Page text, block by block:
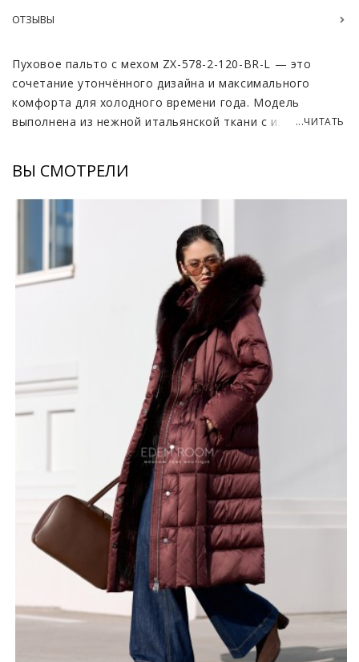
ОТЗЫВЫ
Пуховое пальто с мехом ZX-578-2-120-BR-L — это
сочетание утончённого дизайна и максимального
комфорта для холодного времени года. Модель
выполнена из нежной итальянской ткани с изысканным
Материал приятен на ощупь, устойчив к внешним
воздействиям и отлично сохраняет форму,
обеспечивая долговечность и безупречный внешний
Главной особенностью пальто является роскошный
воротник-капюшон, отделанный съёмным мехом песца.
Мех густой, мягкий и объёмный, создаёт
выразительный акцент и надёжно защищает шею от
ветра и холода. Капюшон легко снимается, что
позволяет адаптировать изделие под разные образы
— от повседневного до более лаконичного.
В качестве утеплителя используется лёгкий пух-пакет,
который обеспечивает комфортное тепло, не
утяжеляя изделие. Длина модели составляет 115–120
см, благодаря чему пальто хорошо защищает от
холода и ветра, сохраняя при этом лёгкость и свободу
движений. Размерный ряд представлен от 42 до 56,
что позволяет подобрать идеальную посадку для
разных типов фигур. Пальто застёгивается на длинную
молнию и дополнительно фиксируется кнопками, что
повышает теплоизоляцию и удобство носки. На талии
предусмотрена вшитая кулиса — практичная деталь,
позволяющая регулировать посадку и подчёркивать
женственный силуэт.
...ЧИТАТЬ
ВЫ СМОТРЕЛИ